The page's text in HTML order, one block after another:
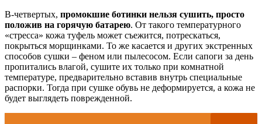
В-четвертых, промокшие ботинки нельзя сушить, просто
положив на горячую батарею. От такого температурного
«стресса» кожа туфель может съежится, потрескаться,
покрыться морщинками. То же касается и других экстренных
способов сушки – феном или пылесосом. Если сапоги за день
пропитались влагой, сушите их только при комнатной
температуре, предварительно вставив внутрь специальные
распорки. Тогда при сушке обувь не деформируется, а кожа не
будет выглядеть поврежденной.